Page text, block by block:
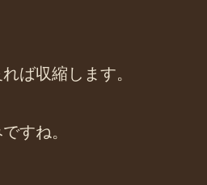
ば収縮します。
すね。